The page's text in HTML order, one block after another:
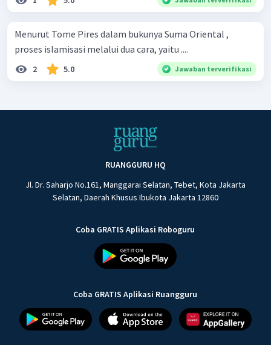
Menurut Tome Pires dalam bukunya Suma Oriental ,
proses islamisasi melalui dua cara, yaitu ....
2 5.0 Jawaban terverifikasi
RUANGGURU HQ
Jl. Dr. Saharjo No.161, Manggarai Selatan, Tebet, Kota Jakarta
Selatan, Daerah Khusus Ibukota Jakarta 12860
Coba GRATIS Aplikasi Roboguru
Coba GRATIS Aplikasi Ruangguru